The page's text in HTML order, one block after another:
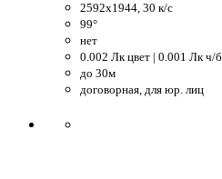
2592x1944, 30 к/c
99°
нет
0.002 Лк цвет | 0.001 Лк ч/б
до 30м
договорная, для юр. лиц